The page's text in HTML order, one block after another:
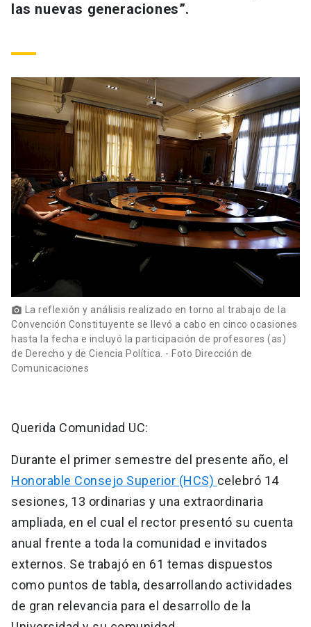
las nuevas generaciones”.
photo_camera La reflexión y análisis realizado en torno al trabajo de la
Convención Constituyente se llevó a cabo en cinco ocasiones
hasta la fecha e incluyó la participación de profesores (as)
de Derecho y de Ciencia Política. - Foto Dirección de
Comunicaciones
Querida Comunidad UC:
Durante el primer semestre del presente año, el
Honorable Consejo Superior (HCS) celebró 14
sesiones, 13 ordinarias y una extraordinaria
ampliada, en el cual el rector presentó su cuenta
anual frente a toda la comunidad e invitados
externos. Se trabajó en 61 temas dispuestos
como puntos de tabla, desarrollando actividades
de gran relevancia para el desarrollo de la